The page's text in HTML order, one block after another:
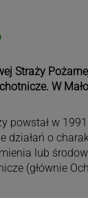
Straży
W
powstał w
działań o
lub
(głównie